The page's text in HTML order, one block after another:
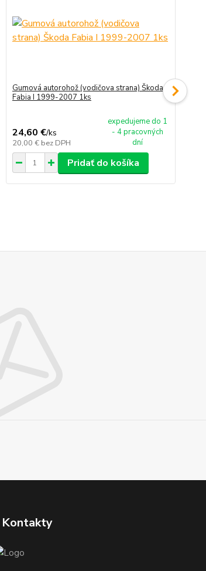
Gumová autorohož (vodičova strana) Škoda
Fabia I 1999-2007 1ks
24,60 €/ks
20,00 € bez DPH
expedujeme do 1
- 4 pracovných
dní
Pridať do košíka
Kontakty